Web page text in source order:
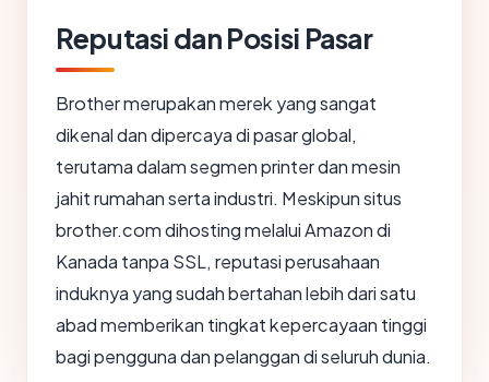
Reputasi dan Posisi Pasar
Brother merupakan merek yang sangat
dikenal dan dipercaya di pasar global,
terutama dalam segmen printer dan mesin
jahit rumahan serta industri. Meskipun situs
brother.com dihosting melalui Amazon di
Kanada tanpa SSL, reputasi perusahaan
induknya yang sudah bertahan lebih dari satu
abad memberikan tingkat kepercayaan tinggi
bagi pengguna dan pelanggan di seluruh dunia.